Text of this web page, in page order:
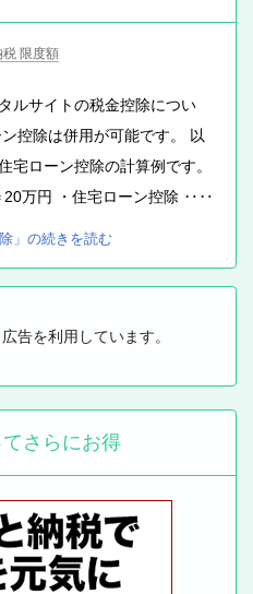
限度額
ルサイトの税金控除につい
控除は併用が可能です。 以
宅ローン控除の計算例です。
20万円 ・住宅ローン控除 ‥‥
」の続きを読む
告を利用しています。
さらにお得